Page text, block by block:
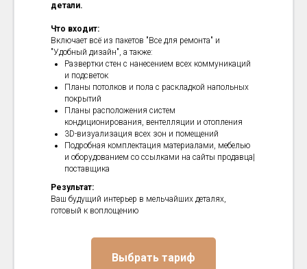
детали.
Что входит:
Включает всё из пакетов "Все для ремонта" и
"Удобный дизайн", а также:
Развертки стен с нанесением всех коммуникаций
и подсветок
Планы потолков и пола с раскладкой напольных
покрытий
Планы расположения систем
кондиционирования, вентелляции и отопления
3D-визуализация всех зон и помещений
Подробная комплектация материалами, мебелью
и оборудованием со ссылками на сайты продавца|
поставщика
Результат:
Ваш будущий интерьер в мельчайших деталях,
готовый к воплощению
Выбрать тариф